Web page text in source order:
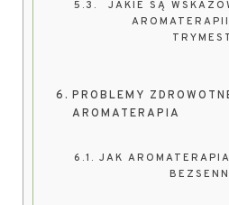
JAKIE SĄ
PROBLEMY
AROMATERAPIA
JAK